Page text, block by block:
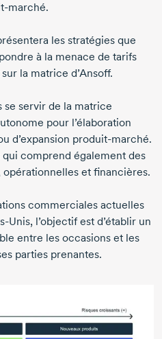
marché.
les stratégies que
à la menace de tarifs
la matrice d’Ansoff.
se servir de la matrice
pour l’élaboration
d’expansion produit-marché.
qui comprend également des
et financières.
commerciales actuelles
Unis, l’objectif est d’établir un
entre les occasions et les
parties prenantes.